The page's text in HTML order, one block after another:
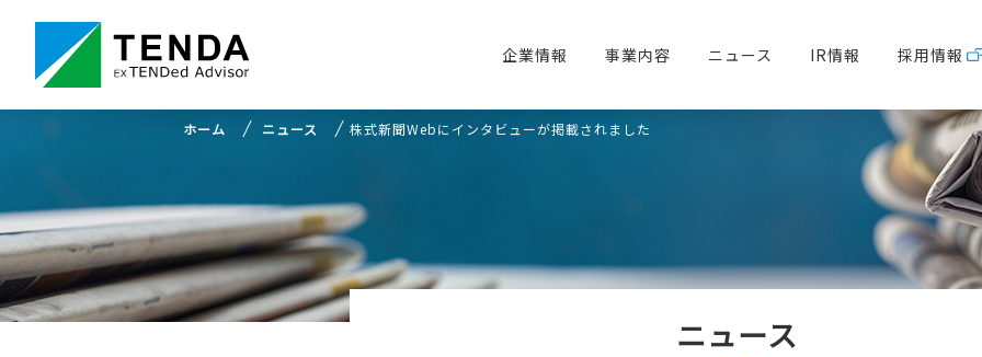
企業情報 事業内容 ニュース IR情報 採用情報
ホーム ニュース 株式新聞Webにインタビューが掲載されました
ニュース